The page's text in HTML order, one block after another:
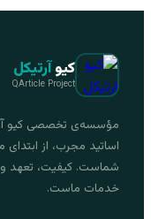
کیوآرتیکل
QArticle Project
مؤسسه‌ی تخصصی کیو
اساتید مجرب، از ابتدای
شماست. کیفیت، تعهد
خدمات ماست.